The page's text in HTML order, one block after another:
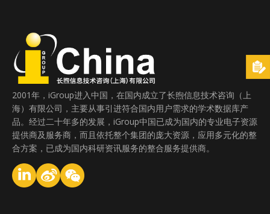
2001年，iGroup进入中国，在国内成立了长煦信息技术咨询（上
海）有限公司，主要从事引进符合国内用户需求的学术数据库产
品。经过二十年多的发展，iGroup中国已成为国内的专业电子资源
提供商及服务商，而且依托整个集团的庞大资源，应用多元化的整
合方案，已成为国内科研资讯服务的整合服务提供商。